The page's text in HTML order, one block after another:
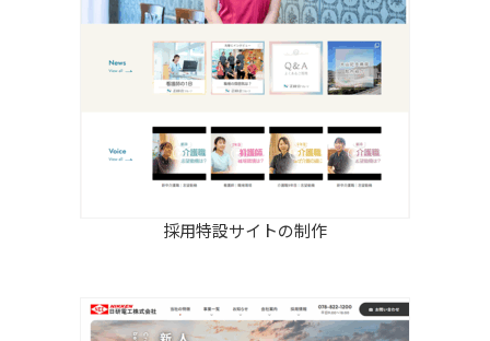
採用特設サイトの制作